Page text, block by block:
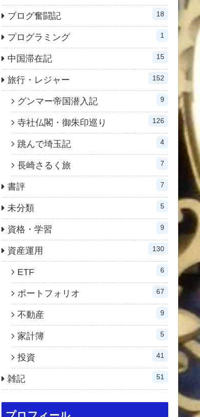
ブログ奮闘記 18
プログラミング 1
中国滞在記 15
旅行・レジャー 152
グンマー帝国潜入記 9
寺社仏閣・御朱印巡り 126
跳んで埼玉記 4
長崎さるく旅 7
書評 7
未分類 5
資格・学習 9
資産運用 130
ETF 6
ポートフォリオ 67
不動産 9
家計簿 5
投資 41
雑記 51